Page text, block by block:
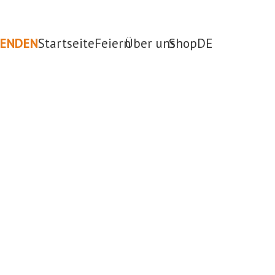
StartseiteFeiernÜber unsShopDE